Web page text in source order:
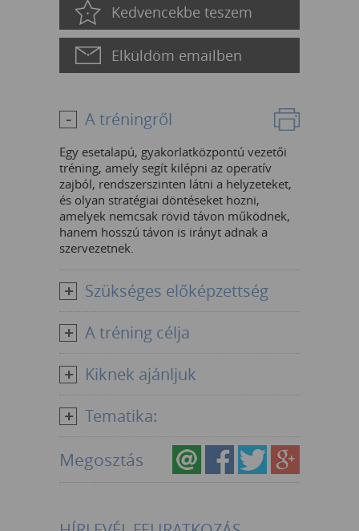
Kedvencekbe teszem
Elküldöm emailben
A tréningről
Egy esetalapú, gyakorlatközpontú vezetői
tréning, amely segít kilépni az operatív
zajból, rendszerszinten látni a helyzeteket,
és olyan stratégiai döntéseket hozni,
amelyek nemcsak rövid távon működnek,
hanem hosszú távon is irányt adnak a
szervezetnek.
Szükséges előképzettség
A tréning célja
Kiknek ajánljuk
Tematika:
Megosztás